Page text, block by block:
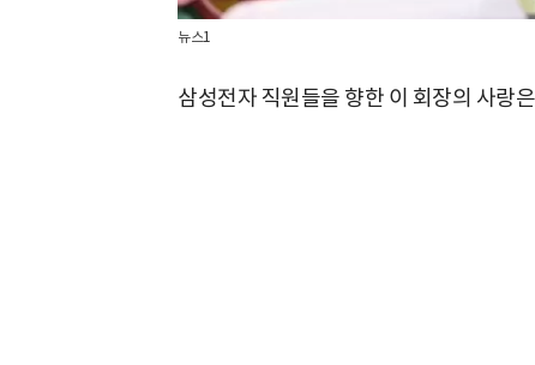
뉴스1
삼성전자 직원들을 향한 이 회장의 사랑